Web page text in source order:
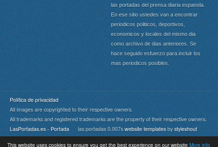
This website uses cookies to ensure you get the best experience on our website More info
las portadas del prensa diaria espanola.
En ese sitio ustedes van a encontrar
periodicos politicos, deportivos,
economicos y locales del mismo dia
como archivo de dias anteriores. Se
hace seguido esfuerzo para incluir los
mas periodicos posibles.
Política de privacidad
All images are copyrighted to their respective owners.
All trademarks and registered trademarks are the property of their respective owners.
LasPortadas.es - Portada las portadas 0.007s website templates by styleshout